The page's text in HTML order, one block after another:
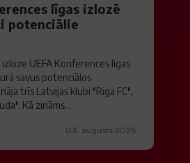
līgas izlozē
potenciālie
UEFA Konferences līgas
savus potenciālos
trīs Latvijas klubi "Riga FC",
Kā zināms...
03. augusts 2026.